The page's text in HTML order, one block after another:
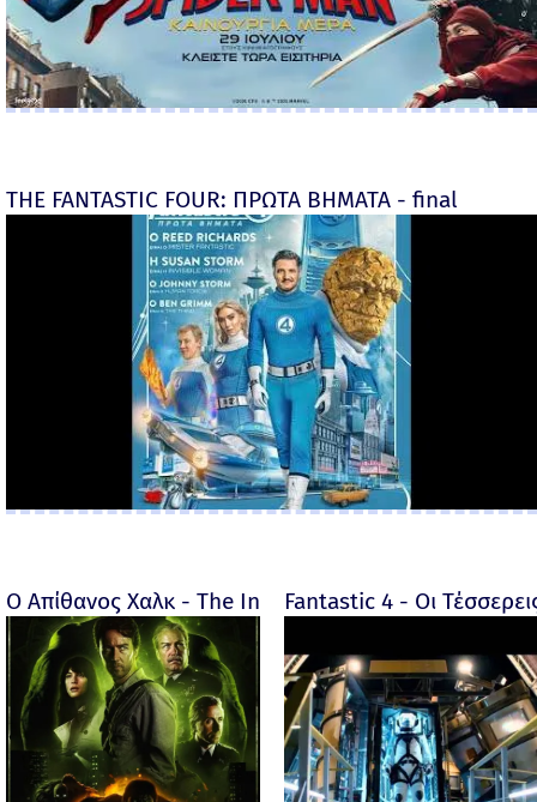
THE FANTASTIC FOUR: ΠΡΩΤΑ ΒΗΜΑΤΑ - final
Ο Απίθανος Χαλκ - The Incredible Hulk - 2008
Fantastic 4 - Οι